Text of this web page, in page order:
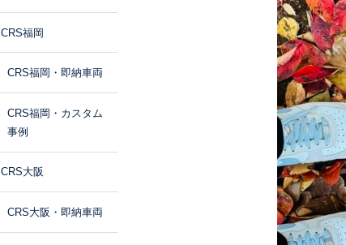
CRS福岡
CRS福岡・即納車両
CRS福岡・カスタム
事例
CRS大阪
CRS大阪・即納車両